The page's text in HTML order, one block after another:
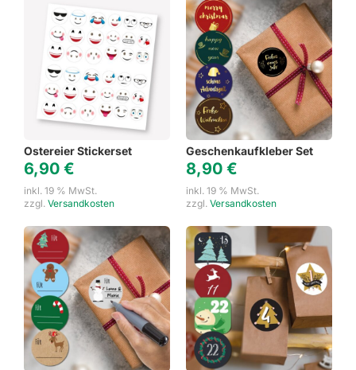
Ostereier Stickerset
6,90 €
inkl. 19 % MwSt.
zzgl. Versandkosten
Geschenkaufkleber Set
8,90 €
inkl. 19 % MwSt.
zzgl. Versandkosten